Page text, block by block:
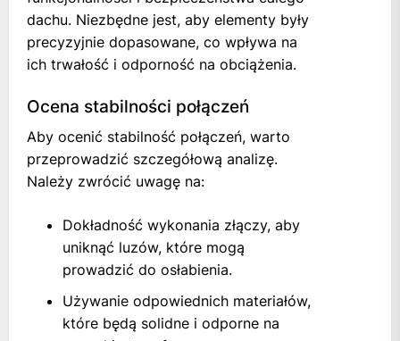
dachu. Niezbędne jest, aby elementy były
precyzyjnie dopasowane, co wpływa na
ich trwałość i odporność na obciążenia.
Ocena stabilności połączeń
Aby ocenić stabilność połączeń, warto
przeprowadzić szczegółową analizę.
Należy zwrócić uwagę na:
Dokładność wykonania złączy, aby
uniknąć luzów, które mogą
prowadzić do osłabienia.
Używanie odpowiednich materiałów,
które będą solidne i odporne na